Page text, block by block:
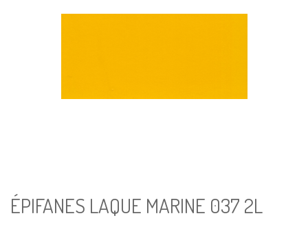
ÉPIFANES LAQUE MARINE 037 2L